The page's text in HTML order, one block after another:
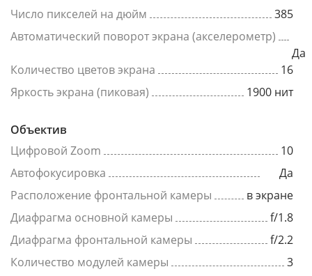
Число пикселей на дюйм
385
Автоматический поворот экрана (акселерометр)
Да
Количество цветов экрана
16
Яркость экрана (пиковая)
1900 нит
Объектив
Цифровой Zoom
10
Автофокусировка
Да
Расположение фронтальной камеры
в экране
Диафрагма основной камеры
f/1.8
Диафрагма фронтальной камеры
f/2.2
Количество модулей камеры
3